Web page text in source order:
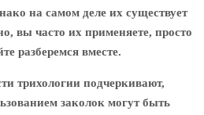
на самом деле их существует
вы часто их применяете, просто
разберемся вместе.
трихологии подчеркивают,
заколок могут быть